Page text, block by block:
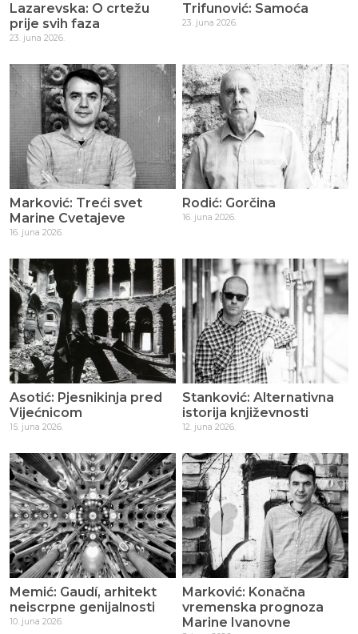
Lazarevska: O crtežu
prije svih faza
23. juna 2026.
Trifunović: Samoća
23. juna 2026.
Marković: Treći svet
Marine Cvetajeve
16. juna 2026.
Rodić: Gorčina
16. juna 2026.
Asotić: Pjesnikinja pred
Vijećnicom
15. juna 2026.
Stanković: Alternativna
istorija književnosti
12. juna 2026.
Memić: Gaudí, arhitekt
neiscrpne genijalnosti
10. juna 2026.
Marković: Konačna
vremenska prognoza
Marine Ivanovne